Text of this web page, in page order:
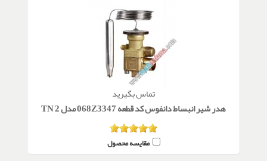
تماس بگیرید
هدر شیر انبساط دانفوس کد قطعه 068Z3347 مدل TN 2
مقایسه محصول